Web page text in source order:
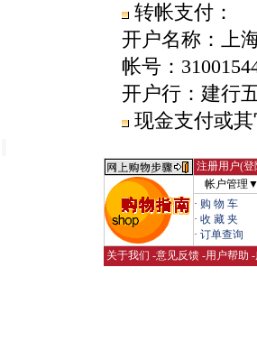
转帐支付：
开户名称：上
帐号：
开户行：建行
现金支付或
注册用户(登
帐户管理▼
· 购 物 车
· 收 藏 夹
· 订单查询
关于我们 -意见反馈 -用户帮助 -